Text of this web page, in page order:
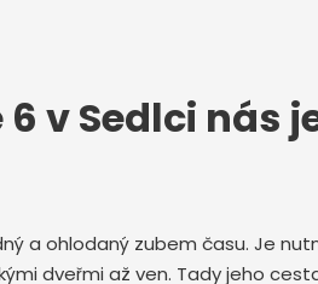
v Sedlci nás
a ohlodaný zubem času. Je
dveřmi až ven. Tady jeho